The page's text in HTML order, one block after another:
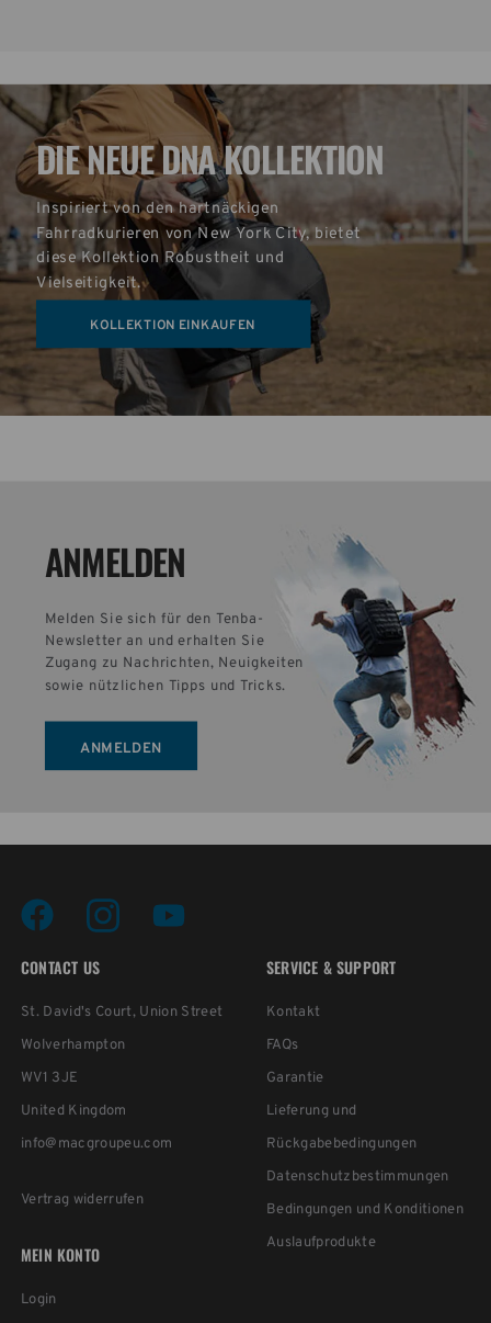
ANMELDEN
Melden Sie sich für den Tenba-
Newsletter an und erhalten Sie
Zugang zu Nachrichten, Neuigkeiten
sowie nützlichen Tipps und Tricks.
ANMELDEN
DIE NEUE DNA KOLLEKTION
Inspiriert von den hartnäckigen
Fahrradkurieren von New York City, bietet
diese Kollektion Robustheit und
Vielseitigkeit.
KOLLEKTION EINKAUFEN
CONTACT US
St. David's Court, Union Street
Wolverhampton
WV1 3JE
United Kingdom
info@macgroupeu.com
Vertrag widerrufen
SERVICE & SUPPORT
Kontakt
FAQs
Garantie
Lieferung und
Rückgabebedingungen
Datenschutzbestimmungen
Bedingungen und Konditionen
Auslaufprodukte
MEIN KONTO
Login